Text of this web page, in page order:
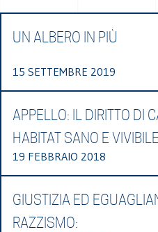
UN ALBERO IN PIÙ
15 SETTEMBRE 2019
APPELLO: IL DIRITTO DI
HABITAT SANO E VIVIBILE
19 FEBBRAIO 2018
GIUSTIZIA ED
RAZZISMO: